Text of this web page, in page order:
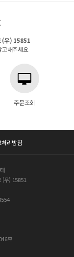
(우) 15851
고해주세요
주문조회
리방침
(우) 15851
호